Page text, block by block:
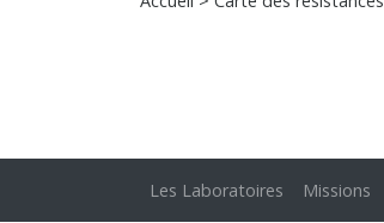
Les Laboratoires Missions